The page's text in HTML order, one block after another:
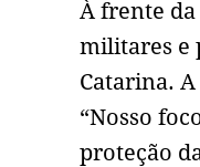
À frente
militares e
Catarina.
“Nosso
proteção